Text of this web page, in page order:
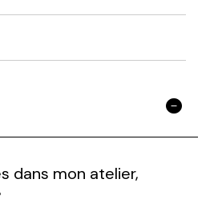
dans mon atelier,